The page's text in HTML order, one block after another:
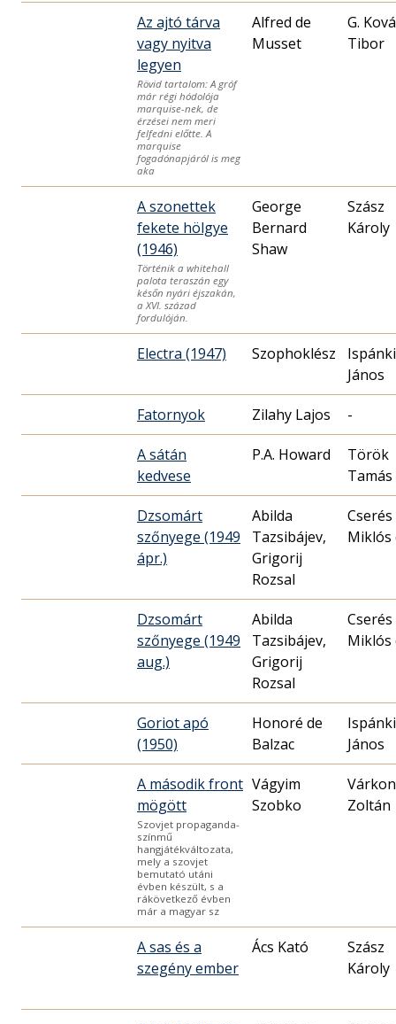
Az ajtó tárva
vagy nyitva
legyen
Rövid tartalom: A gróf
már régi hódolója
marquise-nek, de
érzései nem meri
felfedni előtte. A
marquise
fogadónapjáról is meg
aka
Alfred de
Musset
G.
Tibor
A szonettek
fekete hölgye
(1946)
Történik a whitehall
palota teraszán egy
későn nyári éjszakán,
a XVI. század
fordulóján.
George
Bernard
Shaw
Szász
Károly
Electra (1947) Szophoklész
Ispánki
János
Fatornyok Zilahy Lajos -
A sátán
kedvese
P.A. Howard
Török
Tamás
Dzsomárt
szőnyege (1949
ápr.)
Abilda
Tazsibájev,
Grigorij
Rozsal
Cserés
Miklós
Dzsomárt
szőnyege (1949
aug.)
Abilda
Tazsibájev,
Grigorij
Rozsal
Cserés
Miklós
Goriot apó
(1950)
Honoré de
Balzac
Ispánki
János
A második front
mögött
Szovjet propaganda-
színmű
hangjátékváltozata,
mely a szovjet
bemutató utáni
évben készült, s a
rákövetkező évben
már a magyar sz
Vágyim
Szobko
Zoltán
A sas és a
szegény ember
Ács Kató
Szász
Károly